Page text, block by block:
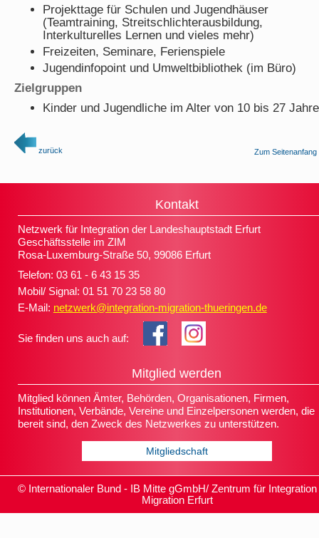
Projekttage für Schulen und Jugendhäuser
(Teamtraining, Streitschlichterausbildung,
Interkulturelles Lernen und vieles mehr)
Freizeiten, Seminare, Ferienspiele
Jugendinfopoint und Umweltbibliothek (im Büro)
Zielgruppen
Kinder und Jugendliche im Alter von 10 bis 27
zurück Zum Seitenanfang
Kontakt
Netzwerk für Integration der Landeshauptstadt Erfurt
Geschäftsstelle im ZIM
Rosa-Luxemburg-Straße 50, 99086 Erfurt
Telefon: 03 61 - 6 43 15 35
Mobil/ Signal: 01 51 70 23 58 80
E-Mail: netzwerk@integration-migration-thueringen.de
Sie finden uns auch auf:
Mitglied werden
Mitglied können Ämter, Behörden, Organisationen, Firmen,
Institutionen, Verbände, Vereine und Einzelpersonen werden, die
bereit sind, den Zweck des Netzwerkes zu unterstützen.
Mitgliedschaft
© Internationaler Bund - IB Mitte gGmbH/ Zentrum für Integration
Migration Erfurt